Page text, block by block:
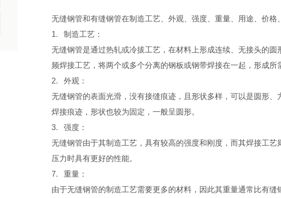
无缝钢管和有缝钢管在制造工艺、外观、强度、重量、用途、价
1. 制造工艺：
无缝钢管是通过热轧或冷拔工艺，在材料上形成连续、无接头的
频焊接工艺，将两个或多个分离的钢板或钢带焊接在一起，形成所
2. 外观：
无缝钢管的表面光滑，没有接缝痕迹，且形状多样，可以是圆形
焊接痕迹，形状也较为固定，一般呈圆形。
3. 强度：
无缝钢管由于其制造工艺，具有较高的强度和刚度，而其焊接工
压力时具有更好的性能。
7. 重量：
由于无缝钢管的制造工艺需要更多的材料，因此其重量通常比有缝